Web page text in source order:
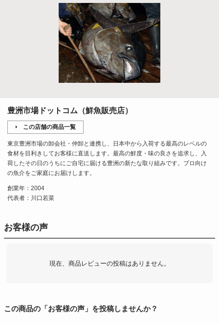
豊洲市場ドットコム（鮮魚販売店）
この店舗の商品一覧
東京豊洲市場の卸会社・仲卸と連携し、日本中から入荷する最高のレベルの
食材を目利きしてお客様に直送します。最高の鮮度・味の良さを追求し、入
荷したその日のうちにご自宅に届ける豊洲の新たな取り組みです。プロ向け
の魚介をご家庭にお届けします。
創業年：2004
代表者：川口若菜
お客様の声
現在、商品レビューの投稿はありません。
この商品の「お客様の声」を投稿しませんか？